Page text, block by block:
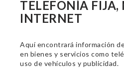
TELEFONÍA FIJA,
INTERNET
Aquí encontrará información
en bienes y servicios como
uso de vehículos y publicidad.